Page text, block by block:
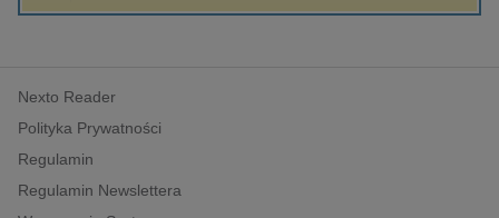
komputery, internet, technologie, informatyka
polityka, społeczno-informacyjne
psychologiczne
inne
popularno-naukowe
Nexto Reader
Polityka Prywatności
Regulamin
Regulamin Newslettera